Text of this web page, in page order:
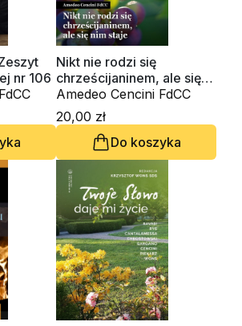
nr 106
Nikt nie rodzi się
chrześcijaninem, ale się
nim staje. Zeszyt Formacji
Duchowej nr 103
Amedeo Cencini FdCC
20,00 zł
Do koszyka